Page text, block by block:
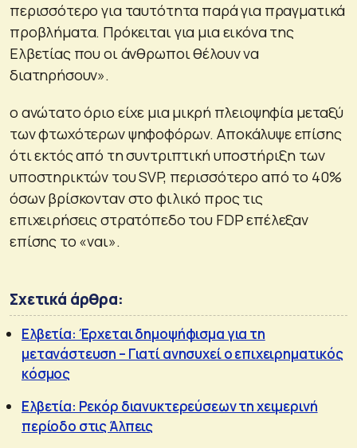
περισσότερο για ταυτότητα παρά για πραγματικά
προβλήματα. Πρόκειται για μια εικόνα της
Ελβετίας που οι άνθρωποι θέλουν να
διατηρήσουν».
ο ανώτατο όριο είχε μια μικρή πλειοψηφία μεταξύ
των φτωχότερων ψηφοφόρων. Αποκάλυψε επίσης
ότι εκτός από τη συντριπτική υποστήριξη των
υποστηρικτών του SVP, περισσότερο από το 40%
όσων βρίσκονταν στο φιλικό προς τις
επιχειρήσεις στρατόπεδο του FDP επέλεξαν
επίσης το «ναι».
Σχετικά άρθρα:
Ελβετία: Έρχεται δημοψήφισμα για τη
μετανάστευση – Γιατί ανησυχεί ο επιχειρηματικός
κόσμος
Ελβετία: Ρεκόρ διανυκτερεύσεων τη χειμερινή
περίοδο στις Άλπεις